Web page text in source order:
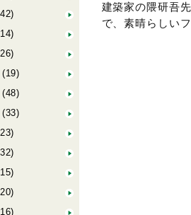
(19)
(48)
(33)
建築家の隈研吾
で、素晴らしい